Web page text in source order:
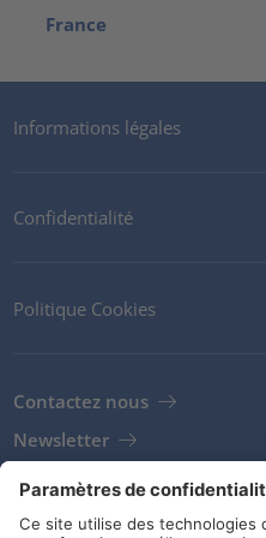
France
Informations légales
Confidentialité
Politique Cookies
Contactez nous
Newsletter
Clients